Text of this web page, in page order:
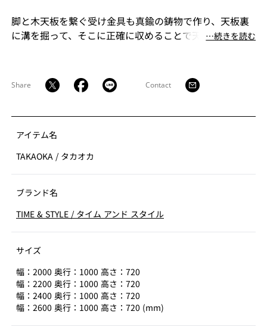
脚と木天板を繋ぐ受け金具も真鍮の鋳物で作り、天板裏
に溝を掘って、そこに正確に収めることで天板の反り留
表情と日本的な意匠を共存させました。真鍮と木天板が
時間と共に変色したり腐食したり、互いに同調しながら
⋯続きを読む
Share Contact
アイテム名
TAKAOKA / タカオカ
ブランド名
TIME & STYLE / タイム アンド スタイル
サイズ
幅：2000 奥行：1000 高さ：720
幅：2200 奥行：1000 高さ：720
幅：2400 奥行：1000 高さ：720
幅：2600 奥行：1000 高さ：720 (mm)